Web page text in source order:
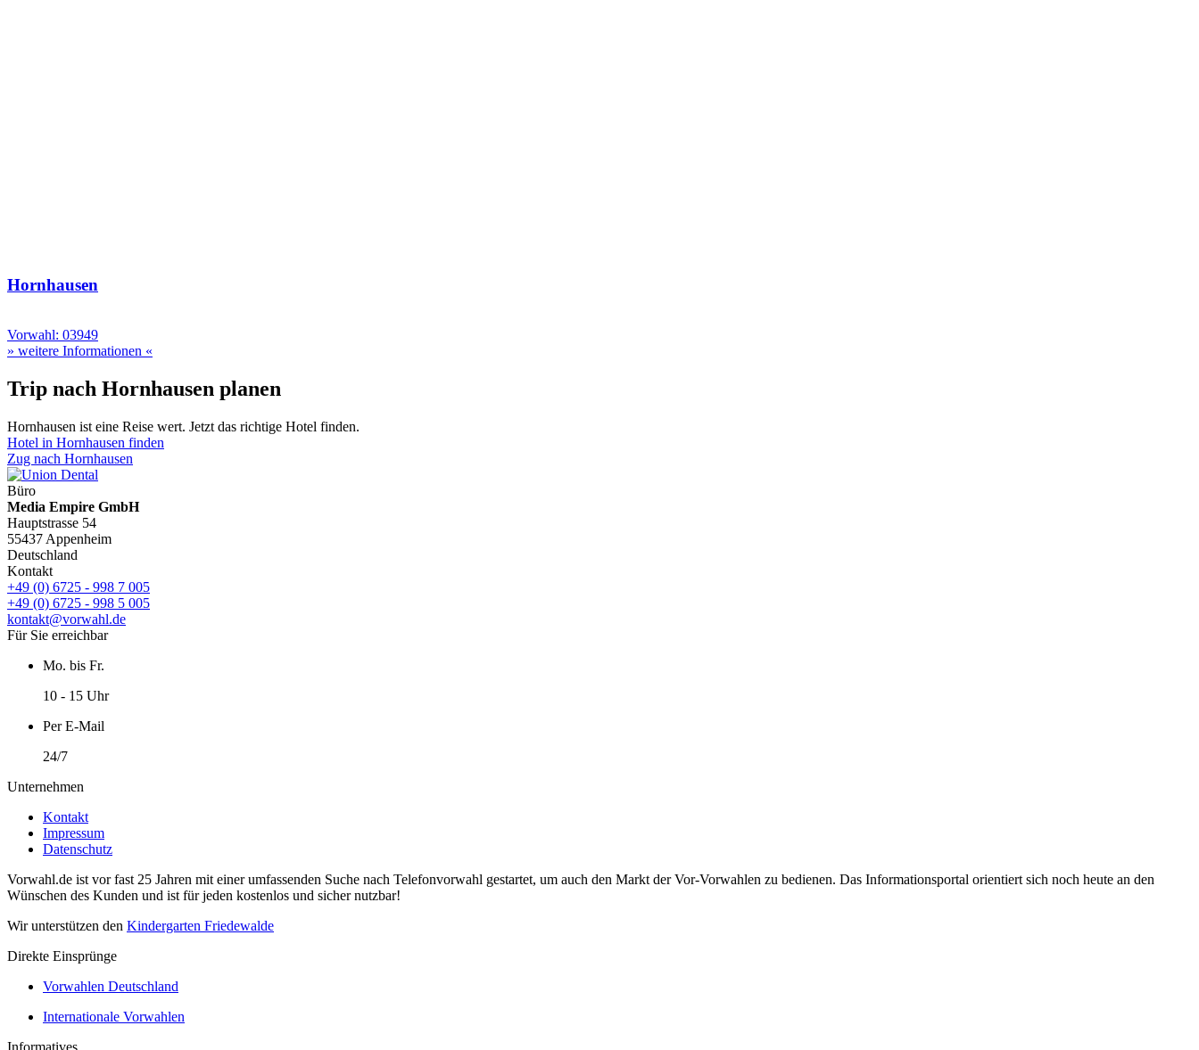
Hornhausen
Vorwahl: 03949
» weitere Informationen «
Trip nach Hornhausen planen
Hornhausen ist eine Reise wert. Jetzt das richtige Hotel finden.
Hotel in Hornhausen finden
Zug nach Hornhausen
Büro
Media Empire GmbH
Hauptstrasse 54
55437 Appenheim
Deutschland
Kontakt
+49 (0) 6725 - 998 7 005
+49 (0) 6725 - 998 5 005
kontakt@vorwahl.de
Für Sie erreichbar
Mo. bis Fr.
10 - 15 Uhr
Per E-Mail
24/7
Unternehmen
Kontakt
Impressum
Datenschutz
Vorwahl.de ist vor fast 25 Jahren mit einer umfassenden Suche nach Telefonvorwahl gestartet, um auch den Markt der Vor-Vorwahlen zu bedienen. Das Informationsportal orientiert sich noch heute an den
Wünschen des Kunden und ist für jeden kostenlos und sicher nutzbar!
Wir unterstützen den Kindergarten Friedewalde
Direkte Einsprünge
Vorwahlen Deutschland
Internationale Vorwahlen